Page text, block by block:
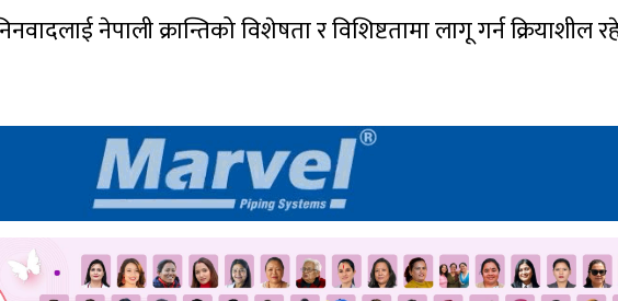
नेपाली क्रान्तिको विशेषता र विशिष्टतामा लागू गर्न क्रियाशील